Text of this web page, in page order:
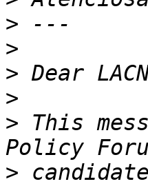
>
>
>
>
> This
>